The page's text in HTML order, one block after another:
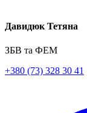
Давидюк Тетяна
ЗБВ та ФЕМ
+380 (73) 328 30 41